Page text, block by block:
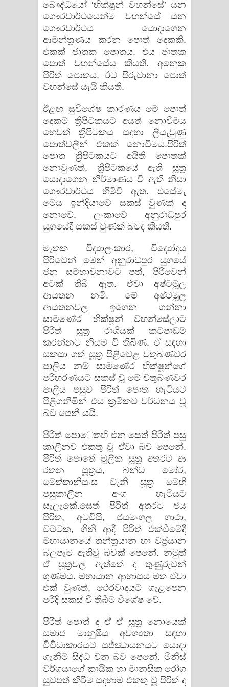
බෞද්ධයෝ ‘භික්ෂූන් වහන්සේ’ යන
ගෞරවාර්ථයෙන්ම වහන්සේ යන
ගෞරවාර්ථය යොදාගෙන
ආමන්ත්‍රණය කරන පොත් දෙකකි.
එකක් ජාතක පොතය. එය ජාතක
පොත් වහන්සේය කියති. අනෙක
පිරිත් පොතය. ඊට පිරුවානා පොත්
වහන්සේ යැයි කියති.
ඊළඟ සුවිශේෂ කාරණය මේ පොත්
දෙකම ත්‍රිපිටකයට අයත් නොවීමය
හෙවත් ත්‍රිපිටකය සඳහා ලියැවුණු
පොත්වලින් එකක් නොවීමය.පිරිත්
පොත ත්‍රිපිටකයට අයිති පොතක්
නොවුණත්, ත්‍රිපිටකයේ ඇති සූත්‍ර
යොදාගෙන නිර්මාණය වී ඇති නිසා
ගෞරවාර්ථය හිමිවී ඇත. එසේමැ
මෙය ඉන්දියාවේ සකස් වුණක් ද
නොවේ. ලංකාවේ අනුරාධපුර
යුගයේදී සකස් වුණක් බවද කියති.
මෑතක විද්‍යාලංකාර, විද්‍යෝදය
පිරිවෙන් මෙන් අනුරාධපුර යුගයේ
ජන සම්භාවනාවට පත්, පිරිවෙන්
අටක් තිබී ඇත. ඒවා අෂ්ටමූල
ආයතන නමි. මේ අෂ්ටමූල
ආයතනවල ඉගෙන ගන්නා
සාමණේර භික්ෂූන් වහන්සේලාට
පිරිත් සූත්‍ර රාශියක් කටපාඩම්
කරන්නට නියම වී තිබිණ. ඒ සඳහා
සකසා ගත් සූත්‍ර පිළිවෙළ චතුබණවර
පාලිය නම් සාමණේර භික්ෂූන්ගේ
පරිහරණයට සකස් වූ මේ චතුබණවර
පාලිය පසුව පිරිත් පොත හැටියට
පිළිගනිමින් එය ක්‍රමිකව වර්ධනය වූ
බව පෙනී යයි.
පිරිත් පො​ෙතහි එන සෙත් පිරිත් පසු
කාලීනව එකතු වූ ඒවා බව පෙනේ.
පිරිත් පොතේ මූලික සූත්‍ර අතරට ආ
රතන සූත්‍රය, බන්ධ මෝර,
මෙත්තානිසංස වැනි සූත්‍ර මෙහි
පසුකාලීන අංග හැටියට
සැලැකේ.සෙත් පිරිත් අතරට ජය
පිරිත, අටවිසි, ජයමංගල ගාථා,
වට්ටක, ගිනි ආදී පිරිත් එක්වීමේදී
මහායානයේ තන්ත්‍රයාන හා වජ්‍රයාන
බලපෑම ඇතිවූ බවක් පෙනේ. නමුත්
ඒ සූත්‍රවල ඇත්තේ ද තුණුරුවන්
ගුණමය. මහායාන ආභාසය මත ඒවා
එක් වුණත්, ථෙරවාදයට ගැළපෙන
පරිදි සකස් වී තිබීම විශේෂ වේ.
පිරිත් පොත් ද ඒ ඒ සූත්‍ර නොයෙක්
සමාජ මානුෂීය අවශ්‍යතා සඳහා
විවිධාකාරයට සජ්ඣායනයට යොදා
ගැනීම සිද්ධ වන බව පෙනේ. මිනිස්
වර්ගයාගේ කායික හා මානසික රෝග
සුවපත් කිරීම සඳහාම එකතු වූ පිරිත් ද